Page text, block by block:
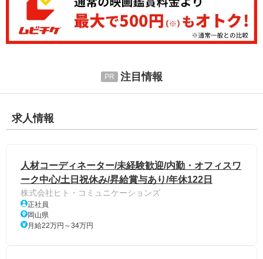
注目情報
求人情報
人材コーディネーター/未経験歓迎/内勤・オフィスワ
ーク中心/土日祝休み/昇給賞与あり/年休122日
株式会社ヒト・コミュニケーションズ
正社員
岡山県
月給22万円～34万円